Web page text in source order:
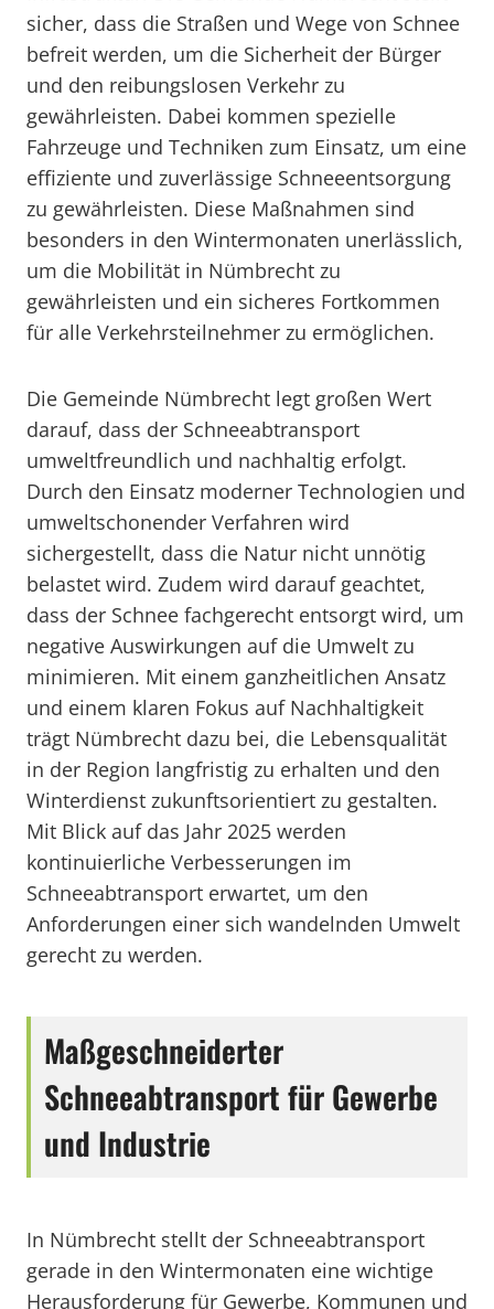
sicher, dass die Straßen und Wege von Schnee
befreit werden, um die Sicherheit der Bürger
und den reibungslosen Verkehr zu
gewährleisten. Dabei kommen spezielle
Fahrzeuge und Techniken zum Einsatz, um eine
effiziente und zuverlässige Schneeentsorgung
zu gewährleisten. Diese Maßnahmen sind
besonders in den Wintermonaten unerlässlich,
um die Mobilität in Nümbrecht zu
gewährleisten und ein sicheres Fortkommen
für alle Verkehrsteilnehmer zu ermöglichen.
Die Gemeinde Nümbrecht legt großen Wert
darauf, dass der Schneeabtransport
umweltfreundlich und nachhaltig erfolgt.
Durch den Einsatz moderner Technologien und
umweltschonender Verfahren wird
sichergestellt, dass die Natur nicht unnötig
belastet wird. Zudem wird darauf geachtet,
dass der Schnee fachgerecht entsorgt wird, um
negative Auswirkungen auf die Umwelt zu
minimieren. Mit einem ganzheitlichen Ansatz
und einem klaren Fokus auf Nachhaltigkeit
trägt Nümbrecht dazu bei, die Lebensqualität
in der Region langfristig zu erhalten und den
Winterdienst zukunftsorientiert zu gestalten.
Mit Blick auf das Jahr 2025 werden
kontinuierliche Verbesserungen im
Schneeabtransport erwartet, um den
Anforderungen einer sich wandelnden Umwelt
gerecht zu werden.
Maßgeschneiderter
Schneeabtransport für Gewerbe
und Industrie
In Nümbrecht stellt der Schneeabtransport
gerade in den Wintermonaten eine wichtige
Herausforderung für Gewerbe, Kommunen und